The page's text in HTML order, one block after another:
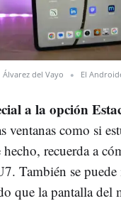
Álvarez del Vayo El
a la opción
ventanas como si
recuerda a
También se
que la pantalla del